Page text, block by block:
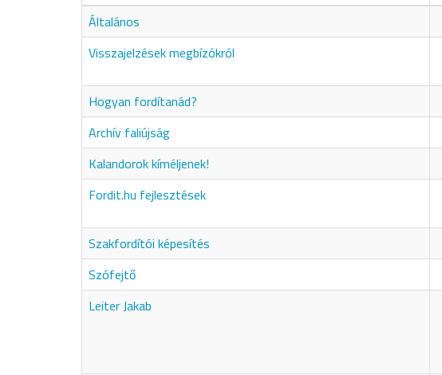
Általános
Visszajelzések megbízókról
Hogyan fordítanád?
Archív faliújság
Kalandorok kíméljenek!
Fordit.hu fejlesztések
Szakfordítói képesítés
Szófejtő
Leiter Jakab